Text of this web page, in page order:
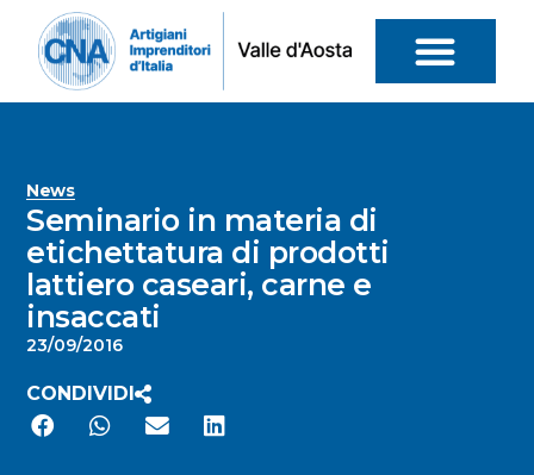
News
Seminario in materia di
etichettatura di prodotti
lattiero caseari, carne e
insaccati
23/09/2016
CONDIVIDI